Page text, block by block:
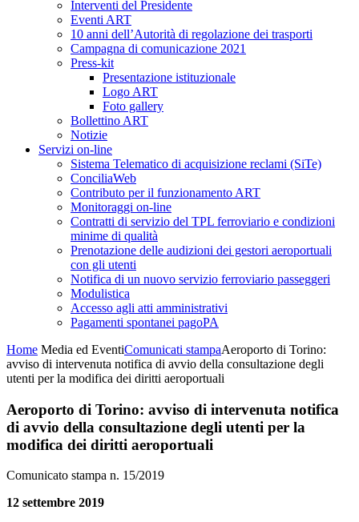
Interventi del Presidente
Eventi ART
10 anni dell’Autorità di regolazione dei trasporti
Campagna di comunicazione 2021
Press-kit
Presentazione istituzionale
Logo ART
Foto gallery
Bollettino ART
Notizie
Servizi on-line
Sistema Telematico di acquisizione reclami (SiTe)
ConciliaWeb
Contributo per il funzionamento ART
Monitoraggi on-line
Contratti di servizio del TPL ferroviario e condizioni
minime di qualità
Prenotazione delle audizioni dei gestori aeroportuali
con gli utenti
Notifica di un nuovo servizio ferroviario passeggeri
Modulistica
Accesso agli atti amministrativi
Pagamenti spontanei pagoPA
Home Media ed EventiComunicati stampaAeroporto di Torino:
avviso di intervenuta notifica di avvio della consultazione degli
utenti per la modifica dei diritti aeroportuali
Aeroporto di Torino: avviso di intervenuta notifica
di avvio della consultazione degli utenti per la
modifica dei diritti aeroportuali
Comunicato stampa n. 15/2019
12 settembre 2019